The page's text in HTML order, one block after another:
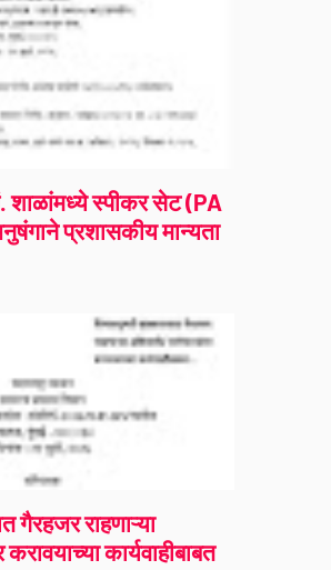
शाळांमध्ये स्पीकर सेट (PA
प्रशासकीय मान्यता
गैरहजर राहणाऱ्या
कार्यवाहीबाबत